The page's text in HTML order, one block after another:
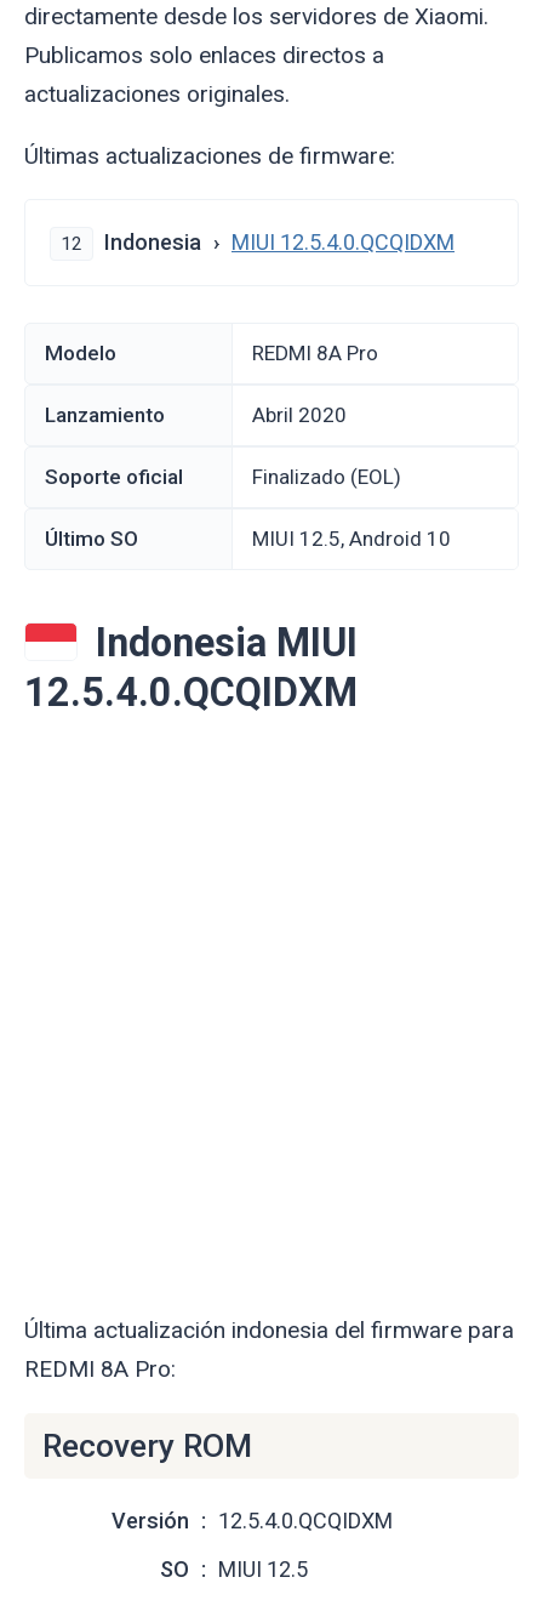
directamente desde los servidores de Xiaomi.
Publicamos solo enlaces directos a
actualizaciones originales.
Últimas actualizaciones de firmware:
12 Indonesia MIUI 12.5.4.0.QCQIDXM
Modelo REDMI 8A Pro
Lanzamiento abril 2020
Soporte oficial Finalizado (EOL)
Último SO MIUI 12.5, Android 10
Indonesia MIUI
12.5.4.0.QCQIDXM
Última actualización indonesia del firmware para
REDMI 8A Pro:
Recovery ROM
Versión
12.5.4.0.QCQIDXM
SO
MIUI 12.5